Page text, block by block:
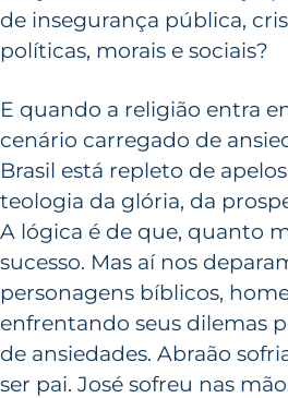
de insegurança pública,
políticas, morais e sociais?
E quando a religião entra
cenário carregado de
Brasil está repleto de
teologia da glória, da
A lógica é de que, quanto
sucesso. Mas aí nos
personagens bíblicos,
enfrentando seus dilemas
de ansiedades. Abraão
ser pai. José sofreu nas